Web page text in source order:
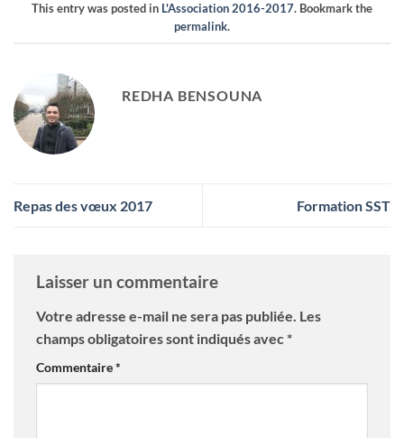
This entry was posted in L'Association 2016-2017. Bookmark the
permalink.
REDHA BENSOUNA
Repas des vœux 2017 Formation SST
Laisser un commentaire
Votre adresse e-mail ne sera pas publiée. Les
champs obligatoires sont indiqués avec*
Commentaire*